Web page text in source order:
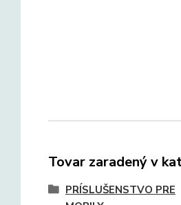
Tovar zaradený v
PRÍSLUŠENSTVO PRE